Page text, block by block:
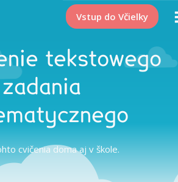
Vstup do Včielky
tekstowego
zadania
cvičenia doma aj v škole.